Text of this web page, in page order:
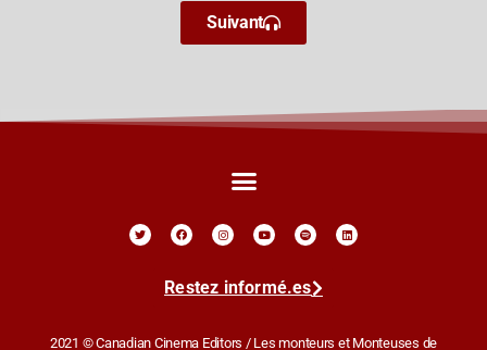
Suivant
Restez informé.es
2021 © Canadian Cinema Editors / Les monteurs et Monteuses de